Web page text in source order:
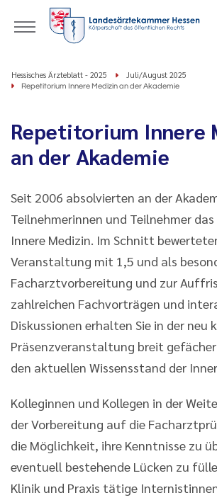
Hessisches Ärzteblatt - 2025 Juli/August 2025
Repetitorium Innere Medizin an der Akademie
Repetitorium Innere
an der Akademie
Seit 2006 absolvierten an der
Teilnehmerinnen und Teilnehmer
Innere Medizin. Im Schnitt
Veranstaltung mit 1,5 und als
Facharztvorbereitung und zur
zahlreichen Fachvorträgen und
Diskussionen erhalten Sie in der neu
Präsenzveranstaltung breit
den aktuellen Wissensstand der
Kolleginnen und Kollegen in der
der Vorbereitung auf die
die Möglichkeit, ihre Kenntnisse zu
eventuell bestehende Lücken zu
Klinik und Praxis tätige